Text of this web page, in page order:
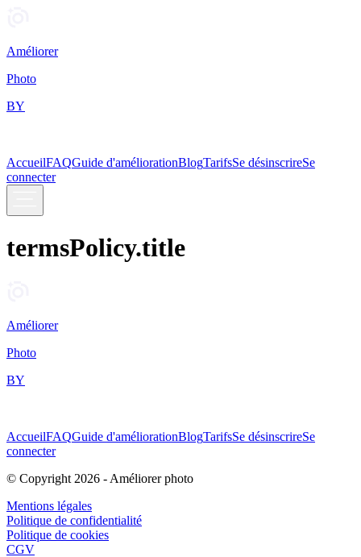
Améliorer
Photo
BY
AccueilFAQGuide d'améliorationBlogTarifsSe désinscrireSe
connecter
termsPolicy.title
Améliorer
Photo
BY
AccueilFAQGuide d'améliorationBlogTarifsSe désinscrireSe
connecter
© Copyright 2026 - Améliorer photo
Mentions légales
Politique de confidentialité
Politique de cookies
CGV